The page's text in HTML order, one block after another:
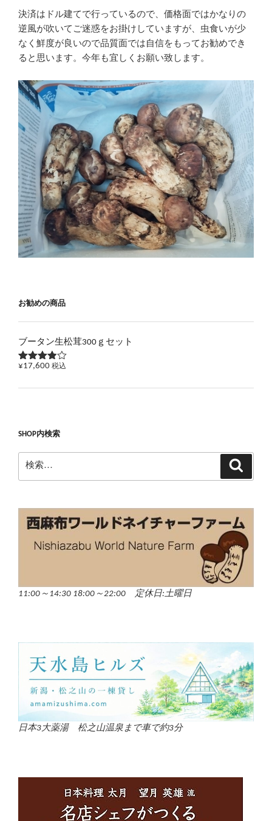
決済はドル建てで行っているので、価格面ではかなりの
逆風が吹いてご迷惑をお掛けしていますが、虫食いが少
なく鮮度が良いので品質面では自信をもってお勧めでき
ると思います。今年も宜しくお願い致します。
お勧めの商品
ブータン生松茸300ｇセット
5段階で
評価
¥17,600 税込
SHOP内検索
11:00～14:30 18:00～22:00 定休日:土曜日
日本3大薬湯 松之山温泉まで車で約3分